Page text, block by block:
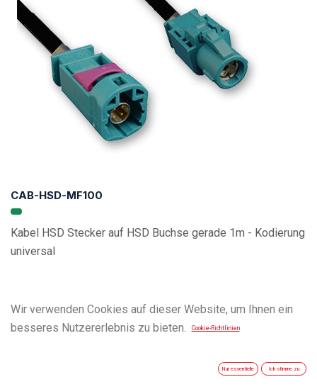
CAB-HSD-MF100
Kabel HSD Stecker auf HSD Buchse gerade 1m - Kodierung
universal
Wir verwenden Cookies auf dieser Website, um Ihnen ein
besseres Nutzererlebnis zu bieten.
Cookie-Richtlinien
Nur essentielle Ich stimme zu